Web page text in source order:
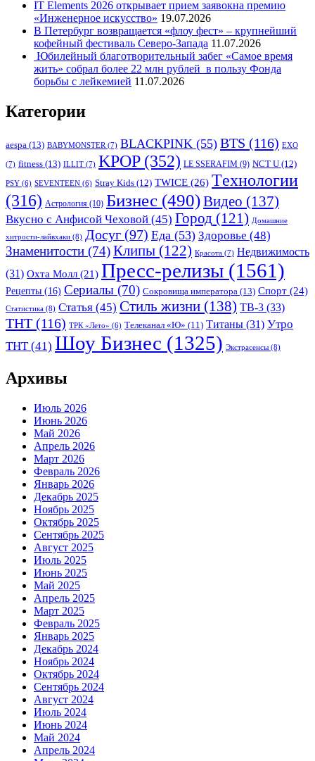
IT Elements 2026 открывает прием заявокна премию
«Инженерное искусство» 19.07.2026
В Петербург возвращается «флоу фест» – крупнейший
кофейный фестиваль Северо-Запада 11.07.2026
Юбилейный благотворительный забег «Самое время
жить» собрал более 22 млн рублей в пользу Фонда
борьбы с лейкемией 11.07.2026
Категории
aespa (13) BABYMONSTER (7) BLACKPINK (55) BTS (116) EXO
(7) fitness (13) ILLIT (7) KPOP(352) LE SSERAFIM (9) NCT U (12)
PSY (6) SEVENTEEN (6) Stray Kids (12) TWICE (26) Tехнологии
(316) Астрология (10) Бизнес (490)Видео (137)
Вкусно с Анфисой Чеховой (45) Город (121) Домашние
хитрости-лайвхаки (8) Досуг (97) Еда (53) Здоровье (48)
Знаменитости (74)Клипы (122) Красота (7) Недвижимость
(31) Охта Молл (21) Пресс-релизы (1561)
Рецепты (16) Сериалы (70) Сокровища императора (13) Спорт (24)
Статистика (8) Статья (45) Стиль жизни (138) ТВ-3 (33)
ТНТ (116) ТРК «Лето» (6) Телеканал «Ю» (11) Титаны (31) Утро
ТНТ(41) Шоу Бизнес (1325) Экстрасенсы (8)
Архивы
Июль 2026
Июнь 2026
Май 2026
Апрель 2026
Март 2026
Февраль 2026
Январь 2026
Декабрь 2025
Ноябрь 2025
Октябрь 2025
Сентябрь 2025
Август 2025
Июль 2025
Июнь 2025
Май 2025
Апрель 2025
Март 2025
Февраль 2025
Январь 2025
Декабрь 2024
Ноябрь 2024
Октябрь 2024
Сентябрь 2024
Август 2024
Июль 2024
Июнь 2024
Май 2024
Апрель 2024